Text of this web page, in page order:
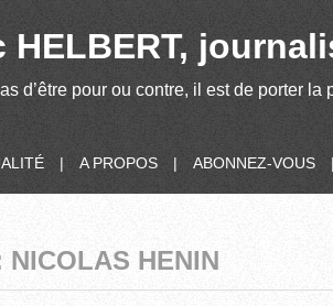
HELBERT,
d’être pour ou contre, il est de porter
| A PROPOS | ABONNEZ-VOUS |
NICOLAS HENIN